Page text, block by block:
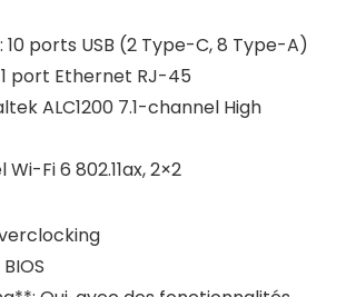
10 ports USB (2 Type-C, 8 Type-A)
port Ethernet RJ-45
ALC1200 7.1-channel High
Fi 6 802.11ax, 2×2